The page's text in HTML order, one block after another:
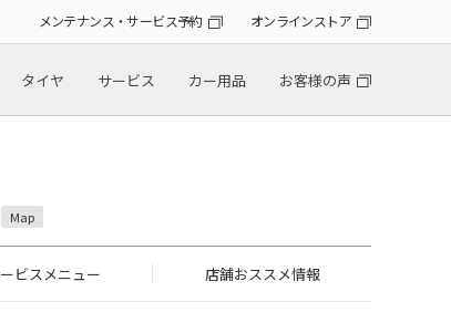
メンテナンス・サービス予約 オンラインストア
タイヤ サービス カー用品 お客様の声
Map
ビスメニュー 店舗おススメ情報